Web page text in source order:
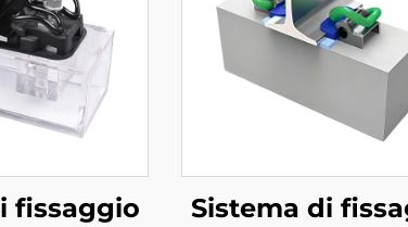
fissaggio
Sistema di